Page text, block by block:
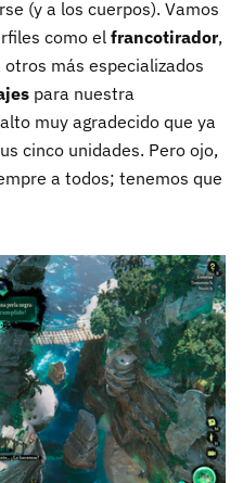
(y a los cuerpos). Vamos
como el francotirador,
otros más especializados
para nuestra
muy agradecido que ya
cinco unidades. Pero ojo,
a todos; tenemos que